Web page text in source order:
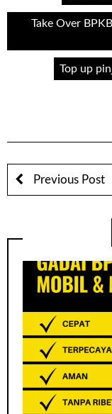
Take Over
Top up
Previous Post